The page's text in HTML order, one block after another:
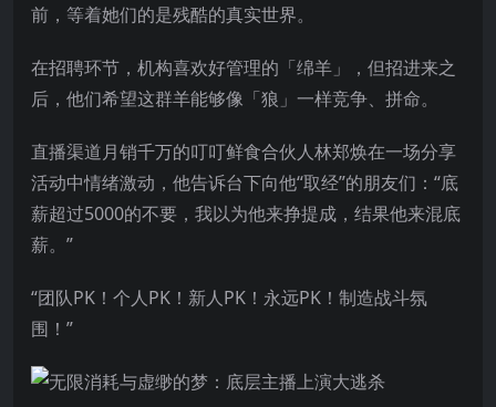
前，等着她们的是残酷的真实世界。
在招聘环节，机构喜欢好管理的「绵羊」，但招进来之
后，他们希望这群羊能够像「狼」一样竞争、拼命。
直播渠道月销千万的叮叮鲜食合伙人林郑焕在一场分享
活动中情绪激动，他告诉台下向他“取经”的朋友们：“底
薪超过5000的不要，我以为他来挣提成，结果他来混底
薪。”
“团队PK！个人PK！新人PK！永远PK！制造战斗氛
围！”